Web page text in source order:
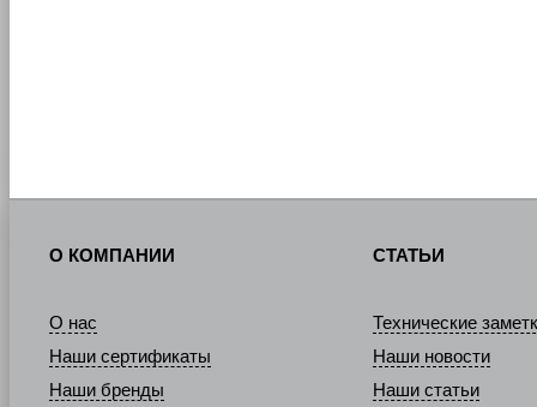
О КОМПАНИИ
О нас
Наши сертификаты
Наши бренды
СТАТЬИ
Технические
Наши новости
Наши статьи